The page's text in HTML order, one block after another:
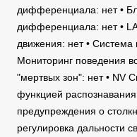
дифференциала: нет •
дифференциала: нет •
движения: нет •
Мониторинг поведения
"мертвых зон": нет • NV
функцией
предупреждения о
регулировка дальности